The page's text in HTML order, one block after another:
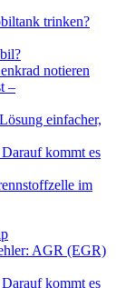
trinken?
notieren
–
einfacher,
kommt es
im
AGR (EGR)
kommt es